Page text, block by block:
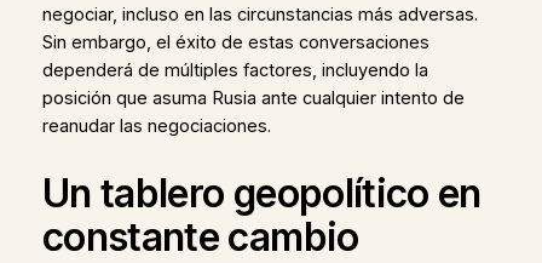
negociar, incluso en las circunstancias más adversas.
Sin embargo, el éxito de estas conversaciones
dependerá de múltiples factores, incluyendo la
posición que asuma Rusia ante cualquier intento de
reanudar las negociaciones.
Un tablero geopolítico en
constante cambio